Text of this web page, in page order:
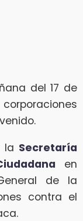
del 17 de
la Secretaría
en
de la
contra el